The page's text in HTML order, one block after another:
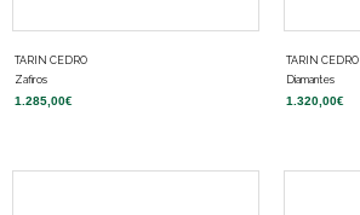
TARIN CEDRO
Zafiros
1.285,00€
TARIN CEDRO
Diamantes
1.320,00€